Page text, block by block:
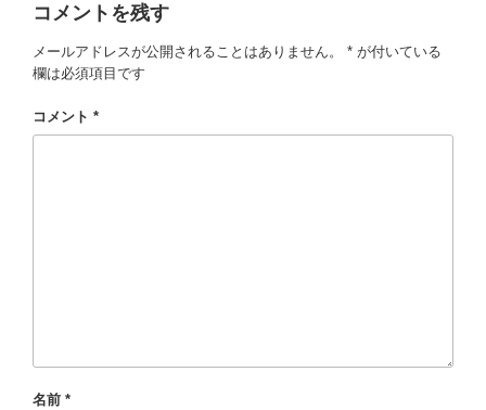
ー
コメントを残す
メールアドレスが公開されることはありません。 * が付いている
欄は必須項目です
コメント *
名前 *